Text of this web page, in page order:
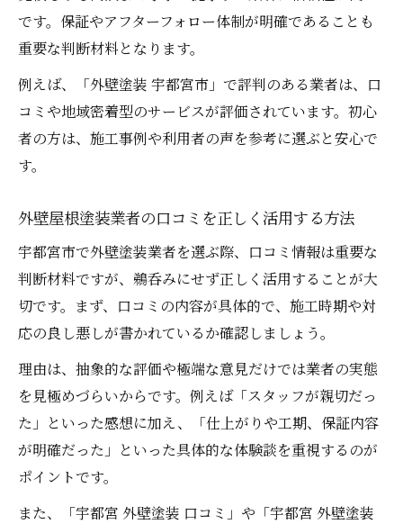
です。保証やアフターフォロー体制が明確であることも
重要な判断材料となります。
例えば、「外壁塗装 宇都宮市」で評判のある業者は、口
コミや地域密着型のサービスが評価されています。初心
者の方は、施工事例や利用者の声を参考に選ぶと安心で
す。
外壁屋根塗装業者の口コミを正しく活用する方法
宇都宮市で外壁塗装業者を選ぶ際、口コミ情報は重要な
判断材料ですが、鵜呑みにせず正しく活用することが大
切です。まず、口コミの内容が具体的で、施工時期や対
応の良し悪しが書かれているか確認しましょう。
理由は、抽象的な評価や極端な意見だけでは業者の実態
を見極めづらいからです。例えば「スタッフが親切だっ
た」といった感想に加え、「仕上がりや工期、保証内容
が明確だった」といった具体的な体験談を重視するのが
ポイントです。
また、「宇都宮 外壁塗装 口コミ」や「宇都宮 外壁塗装